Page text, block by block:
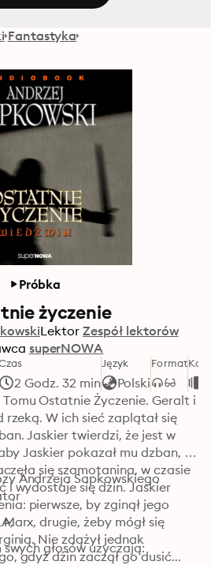
Fantastyka
Próbka
życzenie
Lektor Zespół lektorów
superNOWA
2 Godz. 32 min
Język
Polski
Format
Ostatnie Życzenie. Geralt i
rzeką. W ich sieć zaplątał się
Jaskier twierdzi, że jest w
Jaskier pokazał mu dzban,
się szamotanina, w czasie
i wydostaje się dżin. Jaskier
pierwsze, by zginął jego
drugie, żeby mógł się
Nie zdążył jednak
gdyż dżin zaczął go dusić...
Andrzeja Sapkowskiego
głosów użyczają: